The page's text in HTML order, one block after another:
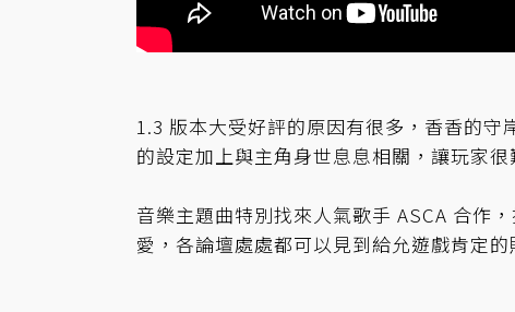
1.3 版本大受好評的原因有很多，香香的
的設定加上與主角身世息息相關，讓玩家
音樂主題曲特別找來人氣歌手 ASCA 合作
愛，各論壇處處都可以見到給允遊戲肯定的